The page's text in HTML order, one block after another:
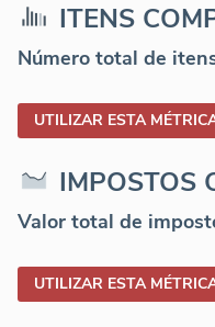
ITENS
Número total de
UTILIZAR ESTA
IMPOSTOS
Valor total de
UTILIZAR ESTA